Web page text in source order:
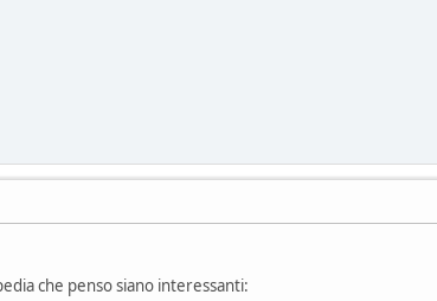
che penso siano interessanti: